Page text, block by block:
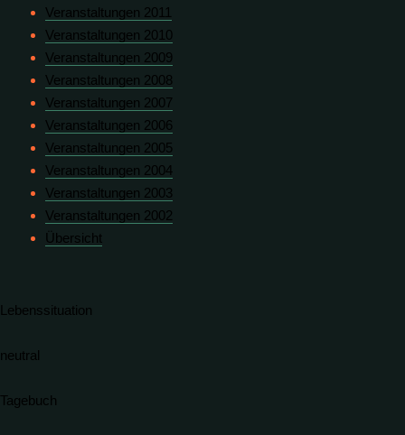
Veranstaltungen 2011
Veranstaltungen 2010
Veranstaltungen 2009
Veranstaltungen 2008
Veranstaltungen 2007
Veranstaltungen 2006
Veranstaltungen 2005
Veranstaltungen 2004
Veranstaltungen 2003
Veranstaltungen 2002
Übersicht
Lebenssituation
neutral
Tagebuch